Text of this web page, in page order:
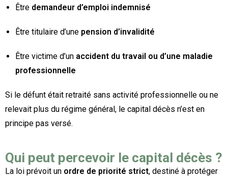
Être demandeur d’emploi indemnisé
Être titulaire d’une pension d’invalidité
Être victime d’un accident du travail ou d’une maladie
professionnelle
Si le défunt était retraité sans activité professionnelle ou ne
relevait plus du régime général, le capital décès n’est en
principe pas versé.
Qui peut percevoir le capital décès ?
La loi prévoit un ordre de priorité strict, destiné à protéger